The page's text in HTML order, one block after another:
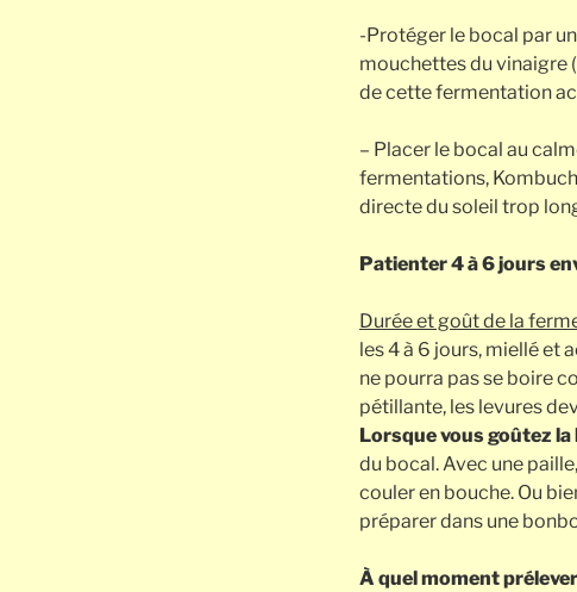
-Protéger le bocal par
mouchettes du vinaigre
de cette fermentation
– Placer le bocal au
fermentations,
directe du soleil trop
Patienter 4 à 6 jours
Durée et goût de la
les 4 à 6 jours, miellé et
ne pourra pas se boire
pétillante, les levures
Lorsque vous goûtez la
du bocal. Avec une
couler en bouche. Ou
préparer dans une
À quel moment